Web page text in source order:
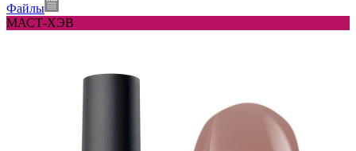
Файлы
МАСТ-ХЭВ